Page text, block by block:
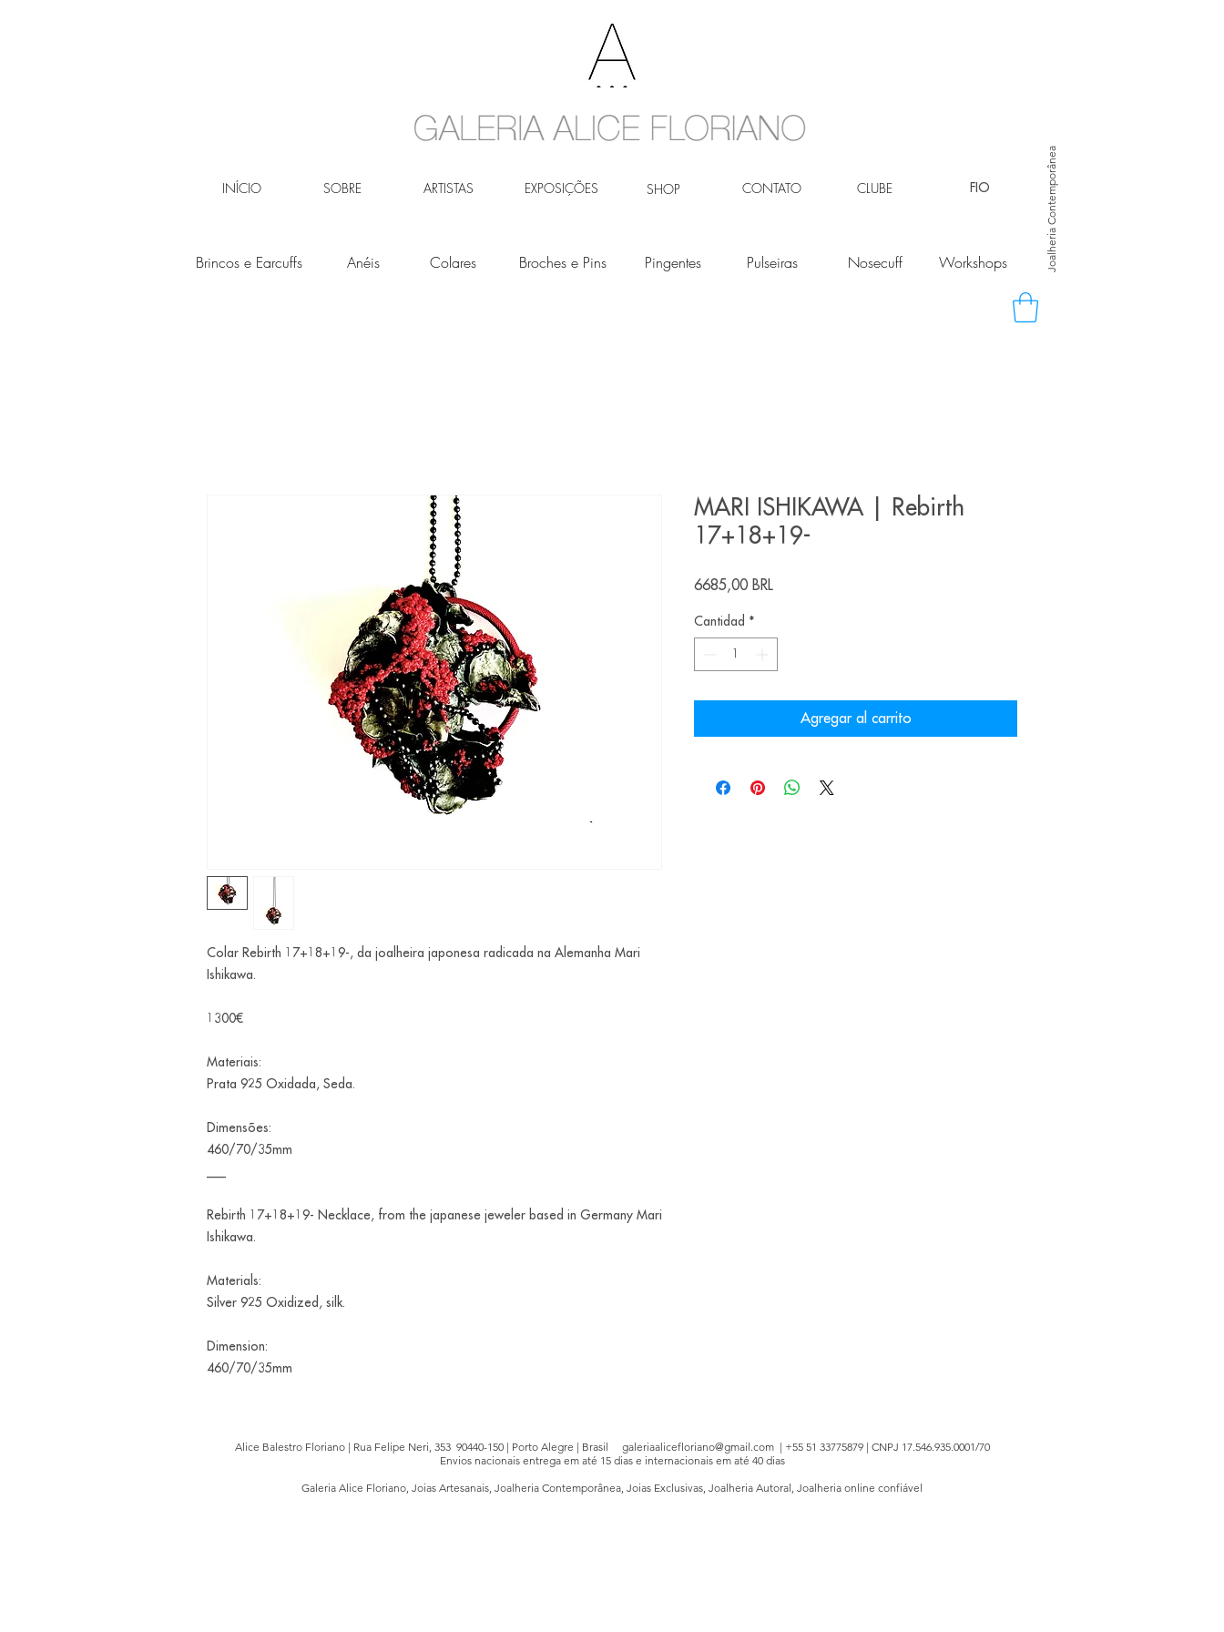
INÍCIO SOBRE ARTISTAS EXPOSIÇÕES SHOP CONTATO CLUBE Joalheria Contemporânea
FIO
Brincos e Earcuffs Anéis Colares Broches e Pins Pingentes Pulseiras Nosecuff Workshops
Colar Rebirth 17+18+19-, da joalheira japonesa radicada na Alemanha Mari
Ishikawa.
1300€
Materiais:
Prata 925 Oxidada, Seda.
Dimensões:
460/70/35mm
Rebirth 17+18+19- Necklace, from the japanese jeweler based in Germany Mari
Ishikawa.
Materials:
Silver 925 Oxidized, silk.
Dimension:
460/70/35mm
MARI ISHIKAWA | Rebirth
17+18+19-
6685,00 BRLPrecio
Cantidad *
Agregar al carrito
Alice Balestro Floriano | Rua Felipe Neri, 353 90440-150 | Porto Alegre | Brasil galeriaalicefloriano@gmail.com| +55 51 33775879 | CNPJ 17.546.935.0001/70
Envios nacionais entrega em até 15 dias e internacionais em até 40 dias
Galeria Alice Floriano, Joias Artesanais, Joalheria Contemporânea, Joias Exclusivas, Joalheria Autoral, Joalheria online confiável